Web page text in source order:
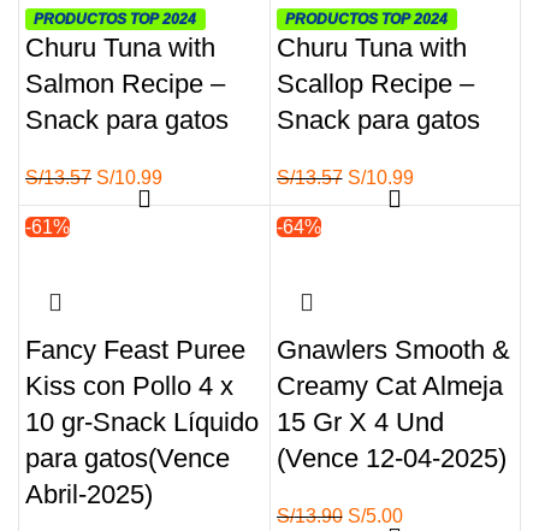
PRODUCTOS TOP 2024
Churu Tuna with
Salmon Recipe –
Snack para gatos
S/13.57 El
precio
S/10.99El
precio
PRODUCTOS TOP 2024
Churu Tuna with
Scallop Recipe –
Snack para gatos
S/13.57 El
precio
S/10.99El
precio
-61%
Fancy Feast Puree
Kiss con Pollo 4 x
10 gr-Snack Líquido
para gatos(Vence
Abril-2025)
-64%Agotado
Gnawlers Smooth &
Creamy Cat Almeja
15 Gr X 4 Und
(Vence 12-04-2025)
S/13.90 El
S/5.00El